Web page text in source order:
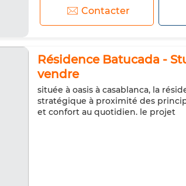
Contacter
Résidence Batucada -
vendre
située à oasis à casablanca, la
stratégique à proximité des
et confort au quotidien. le projet